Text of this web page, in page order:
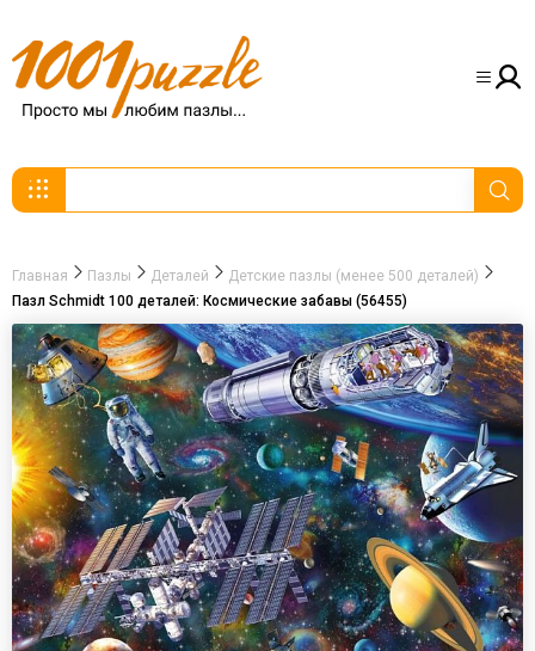
Главная Пазлы Деталей
Детские пазлы (менее 500 деталей)
Пазл Schmidt 100 деталей: Космические забавы (56455)